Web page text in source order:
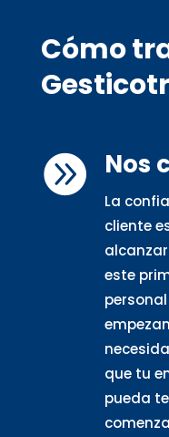
Cómo
 Nos
La
cliente
este
que tu
pueda